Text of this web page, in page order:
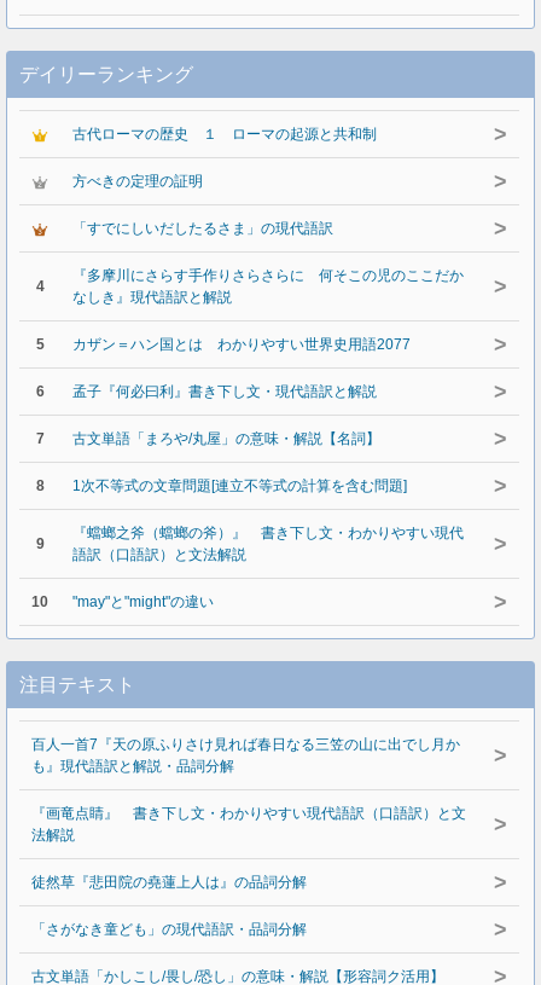
デイリーランキング
古代ローマの歴史 １ ローマの起源と共和制 >
方べきの定理の証明 >
「すでにしいだしたるさま」の現代語訳 >
4
『多摩川にさらす手作りさらさらに 何そこの児のここだか
なしき』現代語訳と解説
>
5 カザン＝ハン国とは わかりやすい世界史用語2077 >
6 孟子『何必曰利』書き下し文・現代語訳と解説 >
7 古文単語「まろや/丸屋」の意味・解説【名詞】 >
8 1次不等式の文章問題[連立不等式の計算を含む問題] >
9
『蟷螂之斧（蟷螂の斧）』 書き下し文・わかりやすい現代
語訳（口語訳）と文法解説
>
10 "may"と"might"の違い >
注目テキスト
百人一首7『天の原ふりさけ見れば春日なる三笠の山に出でし月か
も』現代語訳と解説・品詞分解
>
『画竜点睛』 書き下し文・わかりやすい現代語訳（口語訳）と文
法解説
>
徒然草『悲田院の堯蓮上人は』の品詞分解 >
「さがなき童ども」の現代語訳・品詞分解 >
古文単語「かしこし/畏し/恐し」の意味・解説【形容詞ク活用】 >